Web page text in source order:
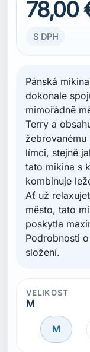
78,00
S DPH
Pánská
dokonale
mimořádně
Terry a
žebrovanému
límci, stejně
tato mikina s
kombinuje
Ať už
město, tato
poskytla
Podrobnosti
složení.
VELIKOST
M
M